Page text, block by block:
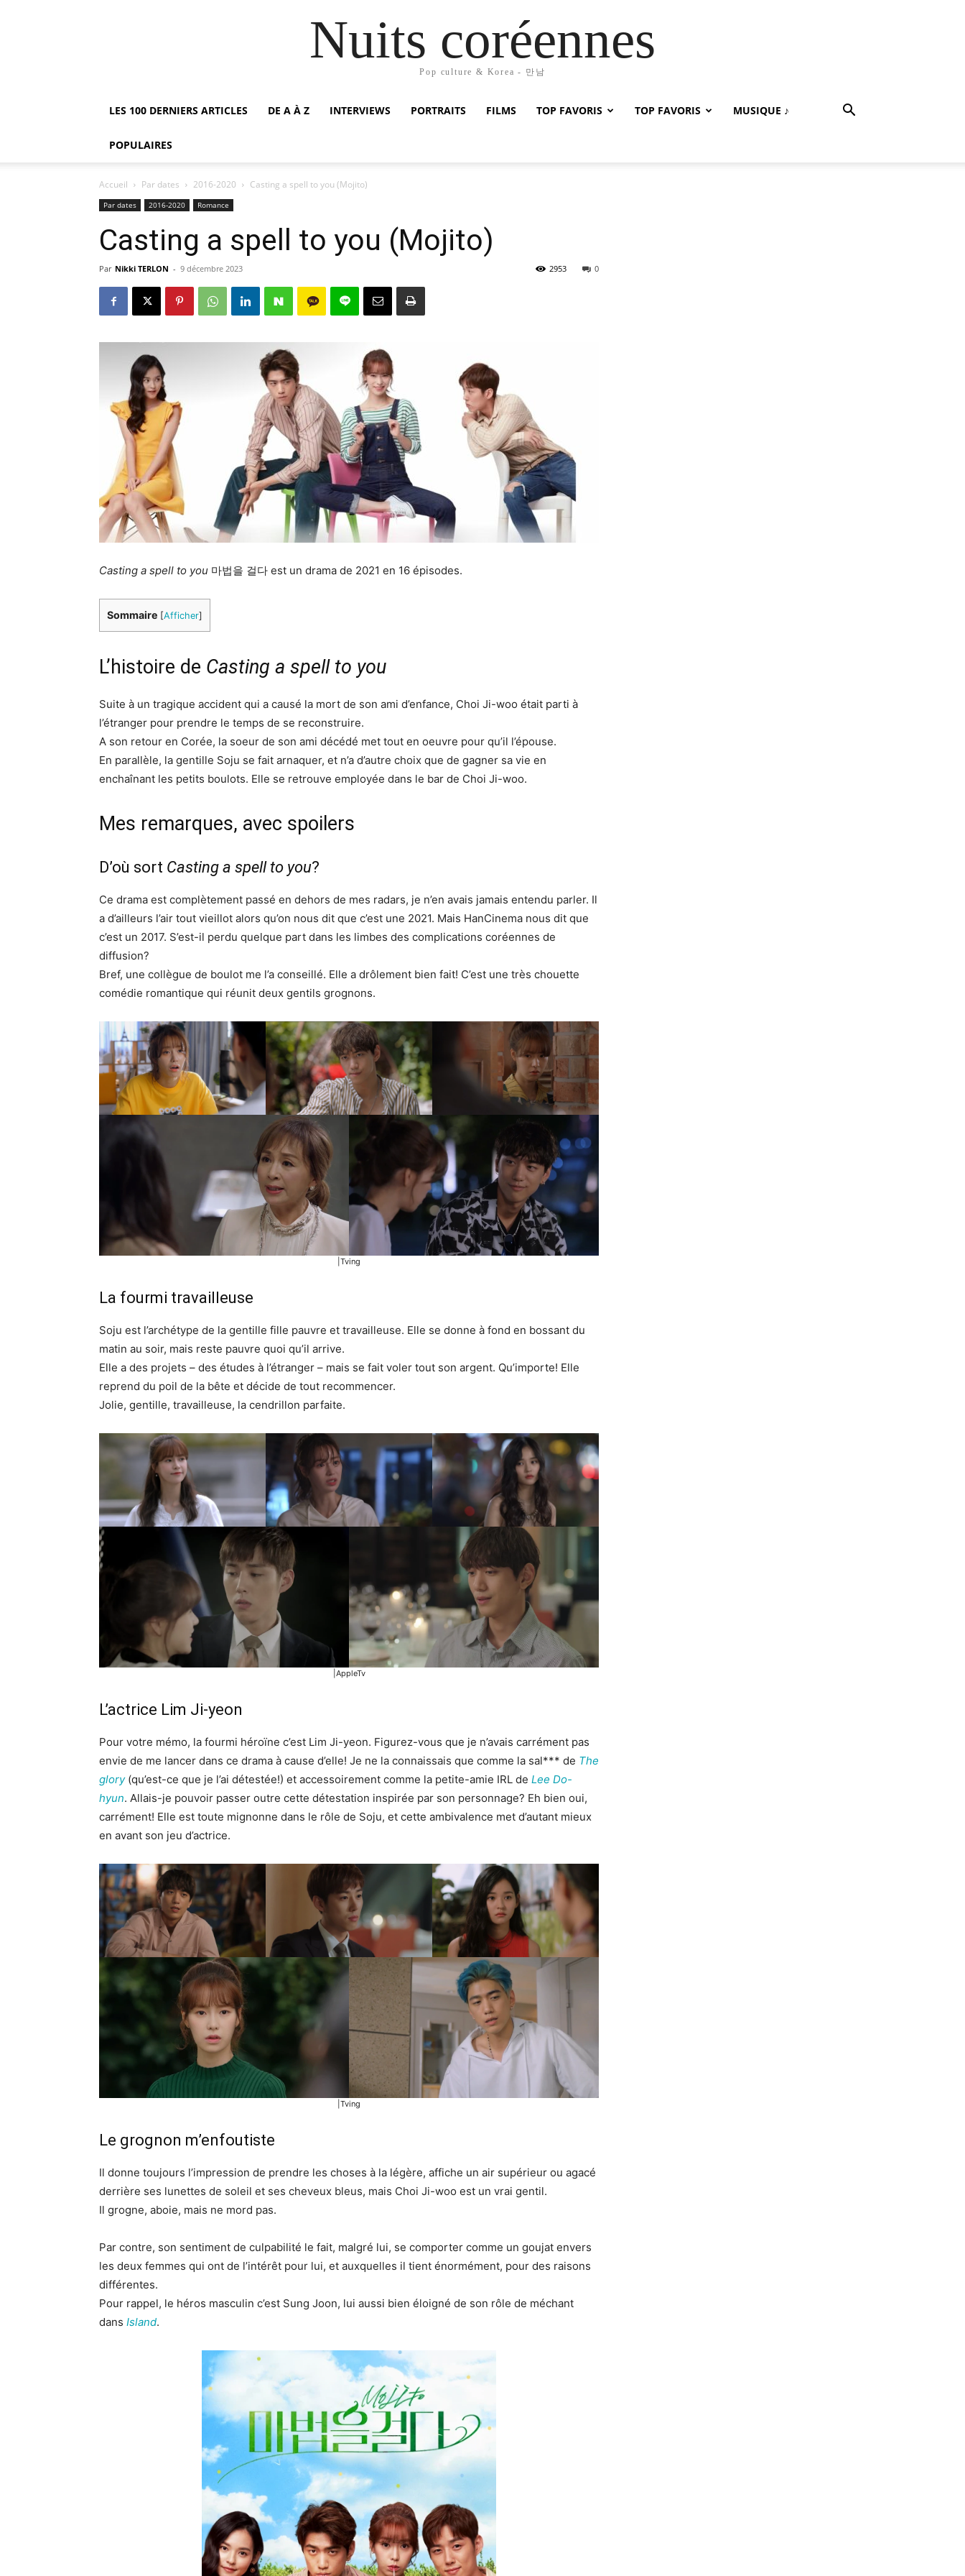
Nuits coréennes
Pop culture & Korea - 만남
LES 100 DERNIERS ARTICLES DE A À Z INTERVIEWS PORTRAITS FILMS TOP FAVORIS TOP FAVORIS MUSIQUE ♪
POPULAIRES
Accueil Par dates 2016-2020 Casting a spell to you (Mojito)
Par dates 2016-2020 Romance
Casting a spell to you (Mojito)
Par Nikki TERLON - 9 décembre 2023 0
2953
Casting a spell to you 마법을 걸다 est un drama de 2021 en 16 épisodes.
Sommaire [Afficher]
L’histoire de Casting a spell to you
Suite à un tragique accident qui a causé la mort de son ami d’enfance, Choi Ji-woo était parti à
l’étranger pour prendre le temps de se reconstruire.
A son retour en Corée, la soeur de son ami décédé met tout en oeuvre pour qu’il l’épouse.
En parallèle, la gentille Soju se fait arnaquer, et n’a d’autre choix que de gagner sa vie en
enchaînant les petits boulots. Elle se retrouve employée dans le bar de Choi Ji-woo.
Mes remarques, avec spoilers
D’où sort Casting a spell to you?
Ce drama est complètement passé en dehors de mes radars, je n’en avais jamais entendu parler. Il
a d’ailleurs l’air tout vieillot alors qu’on nous dit que c’est une 2021. Mais HanCinema nous dit que
c’est un 2017. S’est-il perdu quelque part dans les limbes des complications coréennes de
diffusion?
Bref, une collègue de boulot me l’a conseillé. Elle a drôlement bien fait! C’est une très chouette
comédie romantique qui réunit deux gentils grognons.
|Tving
La fourmi travailleuse
Soju est l’archétype de la gentille fille pauvre et travailleuse. Elle se donne à fond en bossant du
matin au soir, mais reste pauvre quoi qu’il arrive.
Elle a des projets – des études à l’étranger – mais se fait voler tout son argent. Qu’importe! Elle
reprend du poil de la bête et décide de tout recommencer.
Jolie, gentille, travailleuse, la cendrillon parfaite.
|AppleTv
L’actrice Lim Ji-yeon
Pour votre mémo, la fourmi héroïne c’est Lim Ji-yeon. Figurez-vous que je n’avais carrément pas
envie de me lancer dans ce drama à cause d’elle! Je ne la connaissais que comme la sal*** de The
glory(qu’est-ce que je l’ai détestée!) et accessoirement comme la petite-amie IRL de Lee Do-
hyun. Allais-je pouvoir passer outre cette détestation inspirée par son personnage? Eh bien oui,
carrément! Elle est toute mignonne dans le rôle de Soju, et cette ambivalence met d’autant mieux
en avant son jeu d’actrice.
|Tving
Le grognon m’enfoutiste
Il donne toujours l’impression de prendre les choses à la légère, affiche un air supérieur ou agacé
derrière ses lunettes de soleil et ses cheveux bleus, mais Choi Ji-woo est un vrai gentil.
Il grogne, aboie, mais ne mord pas.
Par contre, son sentiment de culpabilité le fait, malgré lui, se comporter comme un goujat envers
les deux femmes qui ont de l’intérêt pour lui, et auxquelles il tient énormément, pour des raisons
différentes.
Pour rappel, le héros masculin c’est Sung Joon, lui aussi bien éloigné de son rôle de méchant
dans Island.